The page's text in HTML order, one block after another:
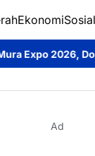
Ekonomi
Perkuat
Ad